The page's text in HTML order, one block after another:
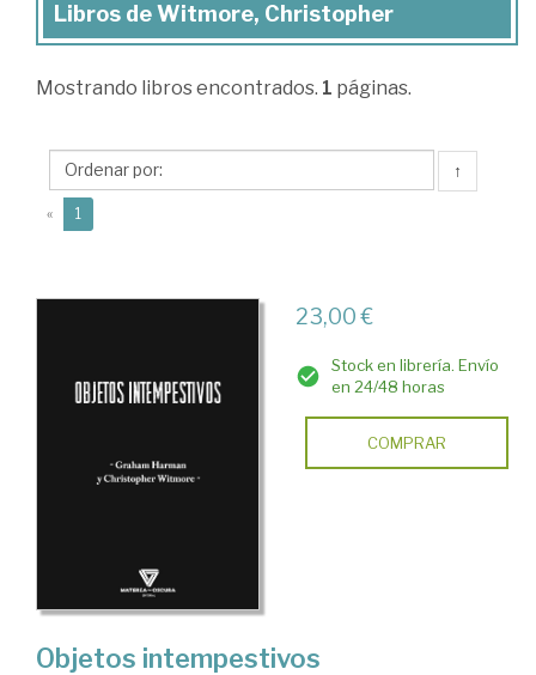
Libros
Witmore,
Libros de Witmore, Christopher
Mostrando libros encontrados. 1 páginas.
↑
« 1
23,00 €
Stock en librería. Envío
en 24/48 horas
COMPRAR
Objetos intempestivos